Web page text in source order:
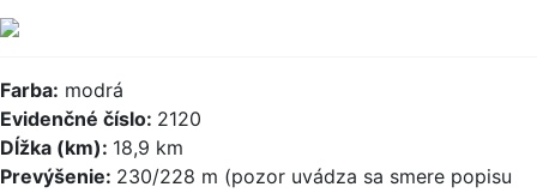
Farba: modrá
Evidenčné číslo: 2120
Dĺžka (km): 18,9 km
Prevýšenie: 230/228 m (pozor uvádza sa smere popisu